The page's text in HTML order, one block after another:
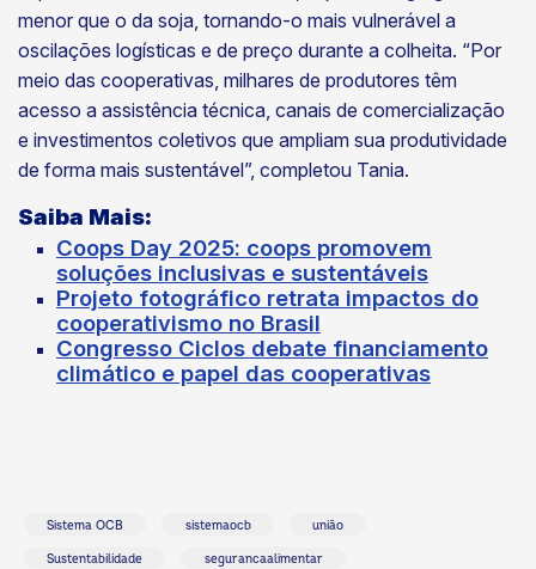
menor que o da soja, tornando-o mais vulnerável a
oscilações logísticas e de preço durante a colheita. “Por
meio das cooperativas, milhares de produtores têm
acesso a assistência técnica, canais de comercialização
e investimentos coletivos que ampliam sua produtividade
de forma mais sustentável”, completou Tania.
Saiba Mais:
Coops Day 2025: coops promovem
soluções inclusivas e sustentáveis
Projeto fotográfico retrata impactos do
cooperativismo no Brasil
Congresso Ciclos debate financiamento
climático e papel das cooperativas
Sistema OCB sistemaocb união
Sustentabilidade segurancaalimentar